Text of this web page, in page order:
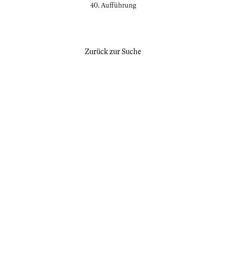
40. Aufführung
Zurück zur Suche